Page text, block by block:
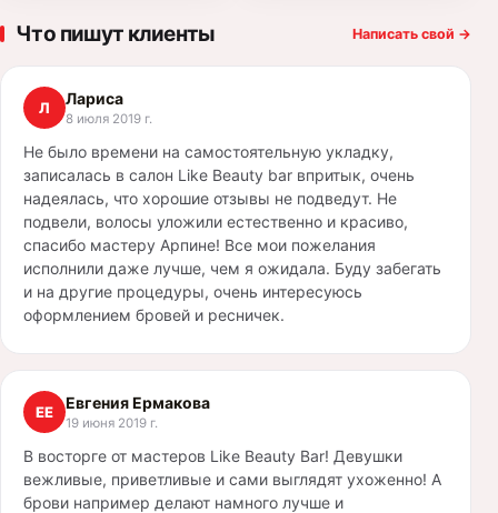
Что пишут клиенты Написать свой →
Л Лариса
8 июля 2019 г.
Не было времени на самостоятельную укладку,
записалась в салон Like Beauty bar впритык, очень
надеялась, что хорошие отзывы не подведут. Не
подвели, волосы уложили естественно и красиво,
спасибо мастеру Арпине! Все мои пожелания
исполнили даже лучше, чем я ожидала. Буду забегать
и на другие процедуры, очень интересуюсь
оформлением бровей и ресничек.
ЕЕ Евгения Ермакова
19 июня 2019 г.
В восторге от мастеров Like Beauty Bar! Девушки
вежливые, приветливые и сами выглядят ухоженно! А
брови например делают намного лучше и